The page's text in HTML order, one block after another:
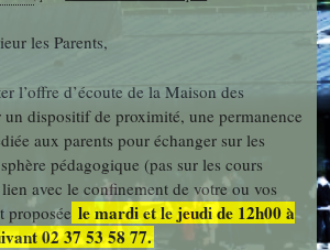
résidence
Découverte
des
Métiers
les Parents,
l’offre d’écoute de la Maison des
un dispositif de proximité, une permanence
aux parents pour échanger sur les
pédagogique (pas sur les cours
avec le confinement de votre ou vos
proposée le mardi et le jeudi de 12h00 à
02 37 53 58 77.